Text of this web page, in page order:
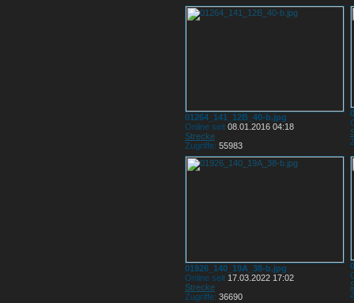
01264_141_12B_40-b.jpg
Online seit 08.01.2016 04:18
Strecke
Zugriffe: 55983
01926_140_19A_38-b.jpg
Online seit 17.03.2022 17:02
Strecke
Zugriffe: 36690